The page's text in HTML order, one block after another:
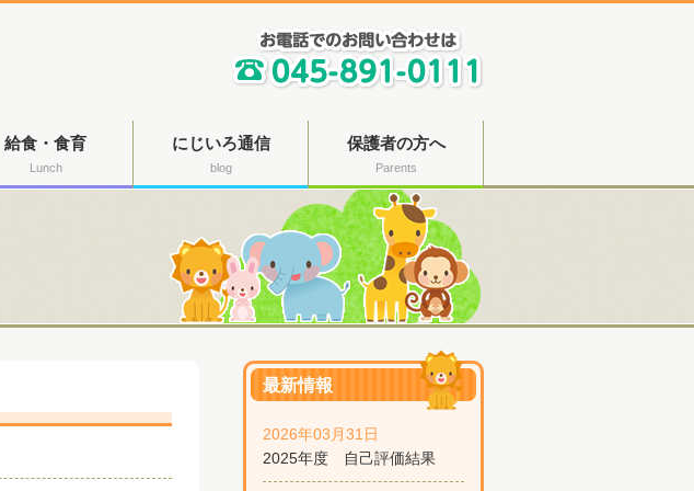
給食・食育
Lunch
にじいろ通信
blog
保護者の方へ
Parents
最新情報
2026年03月31日
2025年度 自己評価結果